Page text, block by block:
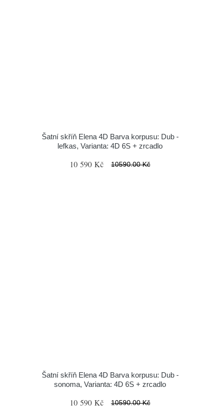
Šatní skříň Elena 4D Barva korpusu: Dub -
lefkas, Varianta: 4D 6S + zrcadlo
10 590 Kč 10590.00 Kč
Šatní skříň Elena 4D Barva korpusu: Dub -
sonoma, Varianta: 4D 6S + zrcadlo
10 590 Kč 10590.00 Kč